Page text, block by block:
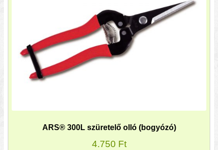
ARS® 300L szüretelő olló (bogyózó)
4.750 Ft